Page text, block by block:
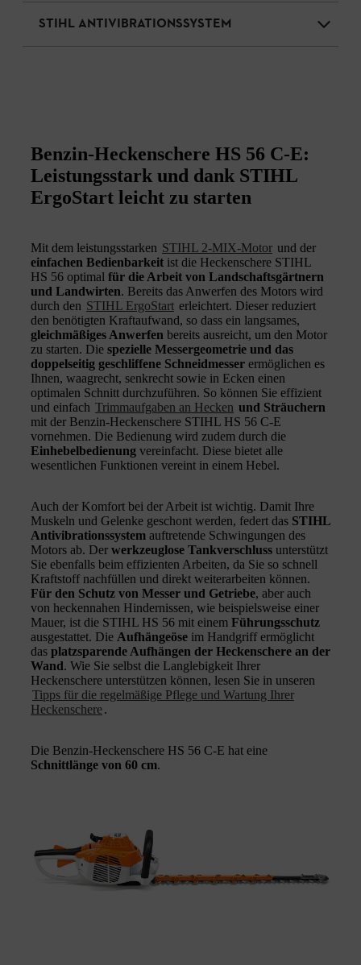
STIHL ANTIVIBRATIONSSYSTEM
Benzin-Heckenschere HS 56 C-E:
Leistungsstark und dank STIHL
ErgoStart leicht zu starten
Mit dem leistungsstarken STIHL 2-MIX-Motor und der
einfachen Bedienbarkeit ist die Heckenschere STIHL
HS 56 optimal für die Arbeit von Landschaftsgärtnern
und Landwirten. Bereits das Anwerfen des Motors wird
durch den STIHL ErgoStart erleichtert. Dieser reduziert
den benötigten Kraftaufwand, so dass ein langsames,
gleichmäßiges Anwerfen bereits ausreicht, um den Motor
zu starten. Die spezielle Messergeometrie und das
doppelseitig geschliffene Schneidmesser ermöglichen es
Ihnen, waagrecht, senkrecht sowie in Ecken einen
optimalen Schnitt durchzuführen. So können Sie effizient
und einfach Trimmaufgaben an Hecken und Sträuchern
mit der Benzin-Heckenschere STIHL HS 56 C-E
vornehmen. Die Bedienung wird zudem durch die
Einhebelbedienung vereinfacht. Diese bietet alle
wesentlichen Funktionen vereint in einem Hebel.
Auch der Komfort bei der Arbeit ist wichtig. Damit Ihre
Muskeln und Gelenke geschont werden, federt das STIHL
Antivibrationssystem auftretende Schwingungen des
Motors ab. Der werkzeuglose Tankverschluss unterstützt
Sie ebenfalls beim effizienten Arbeiten, da Sie so schnell
Kraftstoff nachfüllen und direkt weiterarbeiten können.
Für den Schutz von Messer und Getriebe, aber auch
von heckennahen Hindernissen, wie beispielsweise einer
Mauer, ist die STIHL HS 56 mit einem Führungsschutz
ausgestattet. Die Aufhängeöse im Handgriff ermöglicht
das platzsparende Aufhängen der Heckenschere an der
Wand. Wie Sie selbst die Langlebigkeit Ihrer
Heckenschere unterstützen können, lesen Sie in unseren
Tipps für die regelmäßige Pflege und Wartung Ihrer
Heckenschere.
Die Benzin-Heckenschere HS 56 C-E hat eine
Schnittlänge von 60 cm.